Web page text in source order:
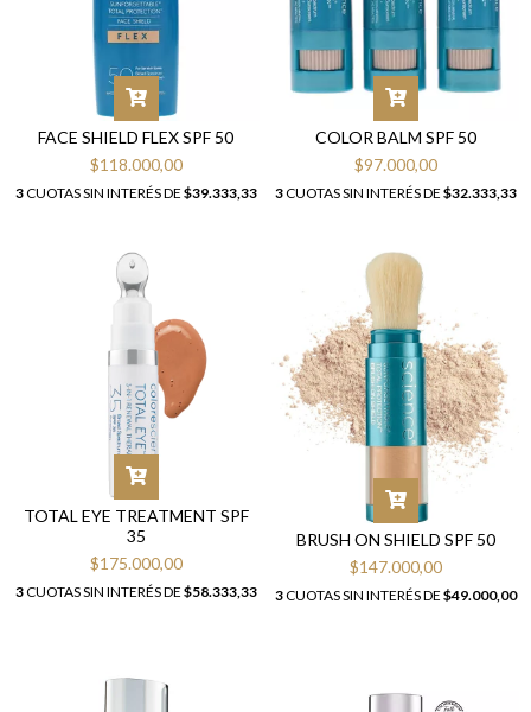
FACE SHIELD FLEX SPF 50
$118.000,00
3CUOTAS SIN INTERÉS DE $39.333,33
COLOR BALM SPF 50
$97.000,00
3CUOTAS SIN INTERÉS DE $32.333,33
TOTAL EYE TREATMENT SPF
35
$175.000,00
3CUOTAS SIN INTERÉS DE $58.333,33
BRUSH ON SHIELD SPF 50
$147.000,00
3CUOTAS SIN INTERÉS DE $49.000,00